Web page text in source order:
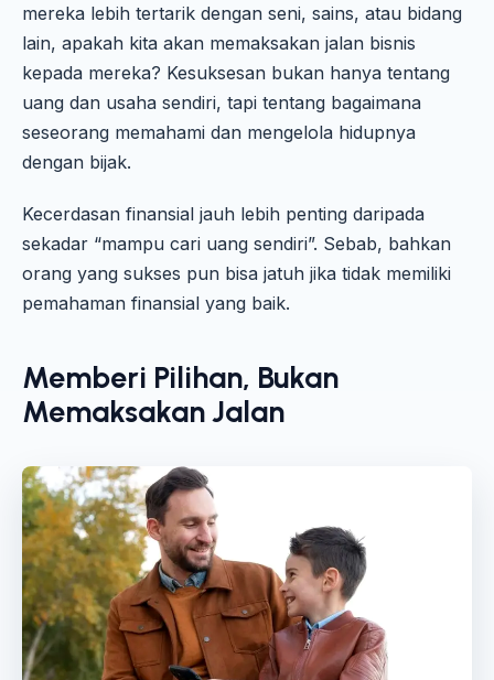
mereka lebih tertarik dengan seni, sains, atau bidang
lain, apakah kita akan memaksakan jalan bisnis
kepada mereka? Kesuksesan bukan hanya tentang
uang dan usaha sendiri, tapi tentang bagaimana
seseorang memahami dan mengelola hidupnya
dengan bijak.
Kecerdasan finansial jauh lebih penting daripada
sekadar “mampu cari uang sendiri”. Sebab, bahkan
orang yang sukses pun bisa jatuh jika tidak memiliki
pemahaman finansial yang baik.
Memberi Pilihan, Bukan
Memaksakan Jalan